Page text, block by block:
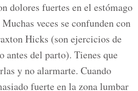
dolores fuertes en el estómago
veces se confunden con
Hicks (son ejercicios de
antes del parto). Tienes que
y no alarmarte. Cuando
fuerte en la zona lumbar